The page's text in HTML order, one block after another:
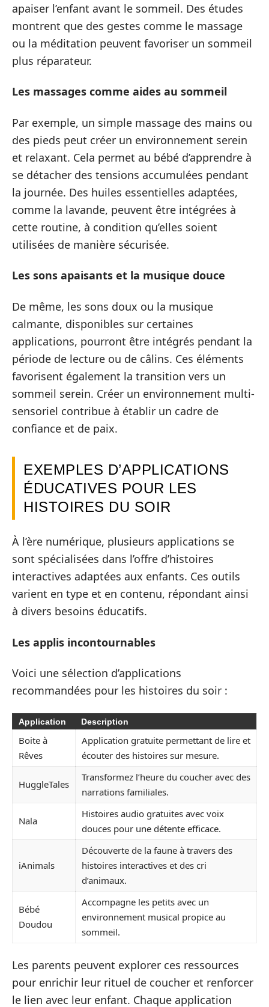
apaiser l’enfant avant le sommeil. Des études
montrent que des gestes comme le massage
ou la méditation peuvent favoriser un sommeil
plus réparateur.
Les massages comme aides au sommeil
Par exemple, un simple massage des mains ou
des pieds peut créer un environnement serein
et relaxant. Cela permet au bébé d’apprendre à
se détacher des tensions accumulées pendant
la journée. Des huiles essentielles adaptées,
comme la lavande, peuvent être intégrées à
cette routine, à condition qu’elles soient
utilisées de manière sécurisée.
Les sons apaisants et la musique douce
De même, les sons doux ou la musique
calmante, disponibles sur certaines
applications, pourront être intégrés pendant la
période de lecture ou de câlins. Ces éléments
favorisent également la transition vers un
sommeil serein. Créer un environnement multi-
sensoriel contribue à établir un cadre de
confiance et de paix.
EXEMPLES D’APPLICATIONS
ÉDUCATIVES POUR LES
HISTOIRES DU SOIR
À l’ère numérique, plusieurs applications se
sont spécialisées dans l’offre d’histoires
interactives adaptées aux enfants. Ces outils
varient en type et en contenu, répondant ainsi
à divers besoins éducatifs.
Les applis incontournables
Voici une sélection d’applications
recommandées pour les histoires du soir :
Application Description
Boite à
Rêves
Application gratuite permettant de lire et
écouter des histoires sur mesure.
HuggleTales
Transformez l’heure du coucher avec des
narrations familiales.
Nala
Histoires audio gratuites avec voix
douces pour une détente efficace.
iAnimals
Découverte de la faune à travers des
histoires interactives et des cri
d’animaux.
Bébé
Doudou
Accompagne les petits avec un
environnement musical propice au
sommeil.
Les parents peuvent explorer ces ressources
pour enrichir leur rituel de coucher et renforcer
le lien avec leur enfant. Chaque application